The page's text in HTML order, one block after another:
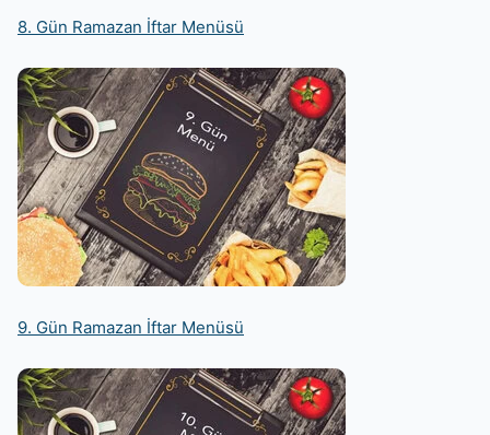
8. Gün Ramazan İftar Menüsü
9. Gün Ramazan İftar Menüsü